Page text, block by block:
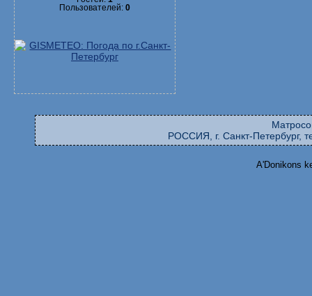
Пользователей: 0
РОССИЯ, г. Санкт-Петербург,
A'Donikons